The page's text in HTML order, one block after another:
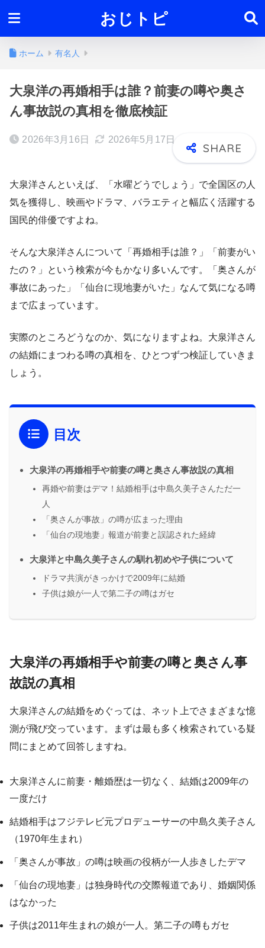
おじトピ
ホーム 有名人
大泉洋の再婚相手は誰？前妻の噂や奥さ
ん事故説の真相を徹底検証
2026年3月16日 2026年5月17日
大泉洋さんといえば、「水曜どうでしょう」で全国区の人
気を獲得し、映画やドラマ、バラエティと幅広く活躍する
国民的俳優ですよね。
そんな大泉洋さんについて「再婚相手は誰？」「前妻がい
たの？」という検索が今もかなり多いんです。「奥さんが
事故にあった」「仙台に現地妻がいた」なんて気になる噂
まで広まっています。
実際のところどうなのか、気になりますよね。大泉洋さん
の結婚にまつわる噂の真相を、ひとつずつ検証していきま
しょう。
目次
大泉洋の再婚相手や前妻の噂と奥さん事故説の真相
再婚や前妻はデマ！結婚相手は中島久美子さんただ一
人
「奥さんが事故」の噂が広まった理由
「仙台の現地妻」報道が前妻と誤認された経緯
大泉洋と中島久美子さんの馴れ初めや子供について
ドラマ共演がきっかけで2009年に結婚
子供は娘が一人で第二子の噂はガセ
大泉洋の再婚相手や前妻の噂と奥さん事
故説の真相
大泉洋さんの結婚をめぐっては、ネット上でさまざまな憶
測が飛び交っています。まずは最も多く検索されている疑
問にまとめて回答しますね。
大泉洋さんに前妻・離婚歴は一切なく、結婚は2009年の
一度だけ
結婚相手はフジテレビ元プロデューサーの中島久美子さん
（1970年生まれ）
「奥さんが事故」の噂は映画の役柄が一人歩きしたデマ
「仙台の現地妻」は独身時代の交際報道であり、婚姻関係
はなかった
子供は2011年生まれの娘が一人。第二子の噂もガセ